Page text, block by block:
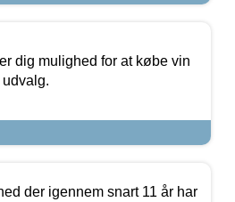
dig mulighed for at købe vin
der igennem snart 11 år har